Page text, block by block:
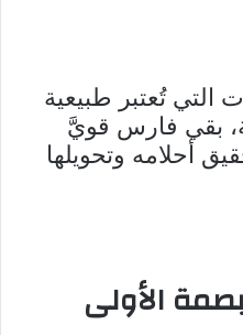
التي تُعتبر طبيعية
بقي فارس قويَّ
أحلامه وتحويلها
الأولى